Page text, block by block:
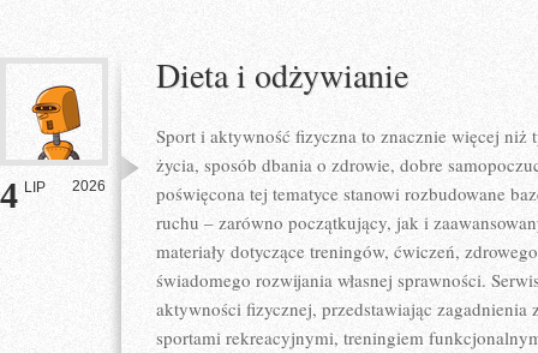
4 LIP 2026
Dieta i odżywianie
Sport i aktywność fizyczna to znacznie więcej
życia, sposób dbania o zdrowie, dobre
poświęcona tej tematyce stanowi rozbudowane
ruchu – zarówno początkujący, jak i
materiały dotyczące treningów, ćwiczeń,
świadomego rozwijania własnej sprawności.
aktywności fizycznej, przedstawiając zagadnienia
sportami rekreacyjnymi, treningiem